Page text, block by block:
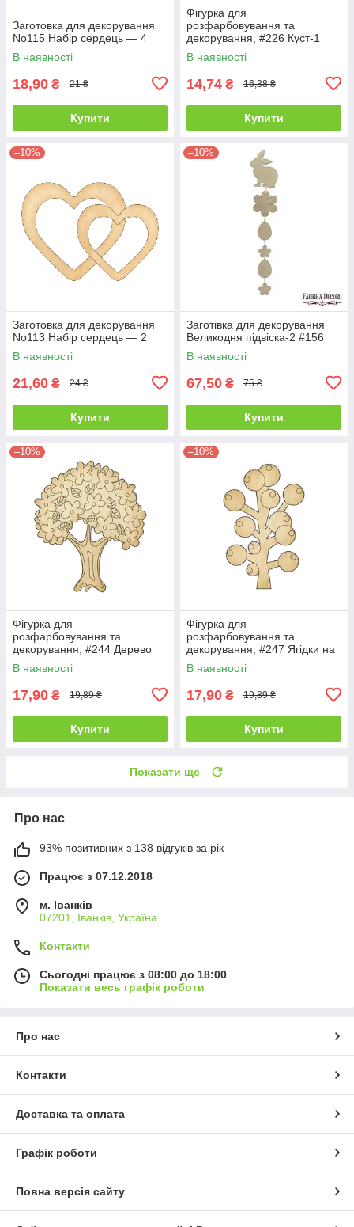
Заготовка для декорування
No115 Набір сердець — 4
В наявності
18,90 ₴ 21 ₴
Купити
Фігурка для
розфарбовування та
декорування, #226 Куст-1
В наявності
14,74 ₴ 16,38 ₴
Купити
–10%
Заготовка для декорування
No113 Набір сердець — 2
В наявності
21,60 ₴ 24 ₴
Купити
–10%
Заготівка для декорування
Великодня підвіска-2 #156
В наявності
67,50 ₴ 75 ₴
Купити
–10%
Фігурка для
розфарбовування та
декорування, #244 Дерево
В наявності
17,90 ₴ 19,89 ₴
Купити
–10%
Фігурка для
розфарбовування та
декорування, #247 Ягідки на
гілці — 1
В наявності
17,90 ₴ 19,89 ₴
Купити
Показати ще
Про нас
93% позитивних з 138 відгуків за рік
Працює з 07.12.2018
м. Іванків
07201, Іванків, Україна
Контакти
Сьогодні працює з 08:00 до 18:00
Показати весь графік роботи
Про нас
Контакти
Доставка та оплата
Графік роботи
Повна версія сайту